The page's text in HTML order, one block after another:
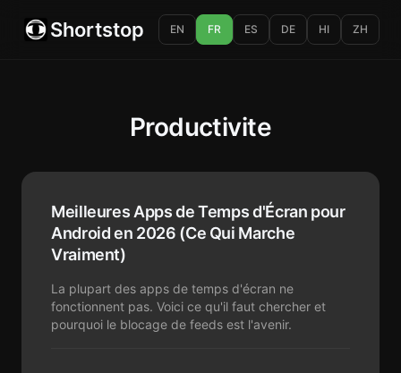
Shortstop EN FR ES DE HI ZH
Productivite
Meilleures Apps de Temps d'Écran pour
Android en 2026 (Ce Qui Marche
Vraiment)
La plupart des apps de temps d'écran ne
fonctionnent pas. Voici ce qu'il faut chercher et
pourquoi le blocage de feeds est l'avenir.